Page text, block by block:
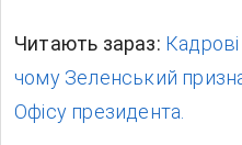
Читають зараз:
чому Зеленський
Офісу президента.